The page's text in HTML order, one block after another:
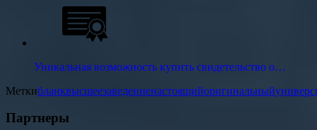
Уникальная возможность купить свидетельство о…
Меткибланквысшеезаведениенастоящийоригинальный
Партнеры